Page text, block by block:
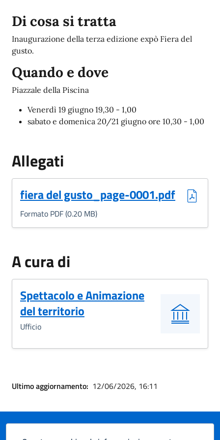
Descrizione
Di cosa si tratta
Inaugurazione della terza edizione expò Fiera del
gusto.
Quando e dove
Piazzale della Piscina
Venerdì 19 giugno 19,30 - 1,00
sabato e domenica 20/21 giugno ore 10,30 - 1,00
Allegati
fiera del gusto_page-0001.pdf
(Formato PDF, 0.20 MB)
Formato PDF (0.20 MB)
A cura di
Spettacolo e Animazione
del territorio
Ufficio
Ultimo aggiornamento: 12/06/2026, 16:11